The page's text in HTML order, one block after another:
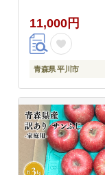
11,000円
青森県 平川市